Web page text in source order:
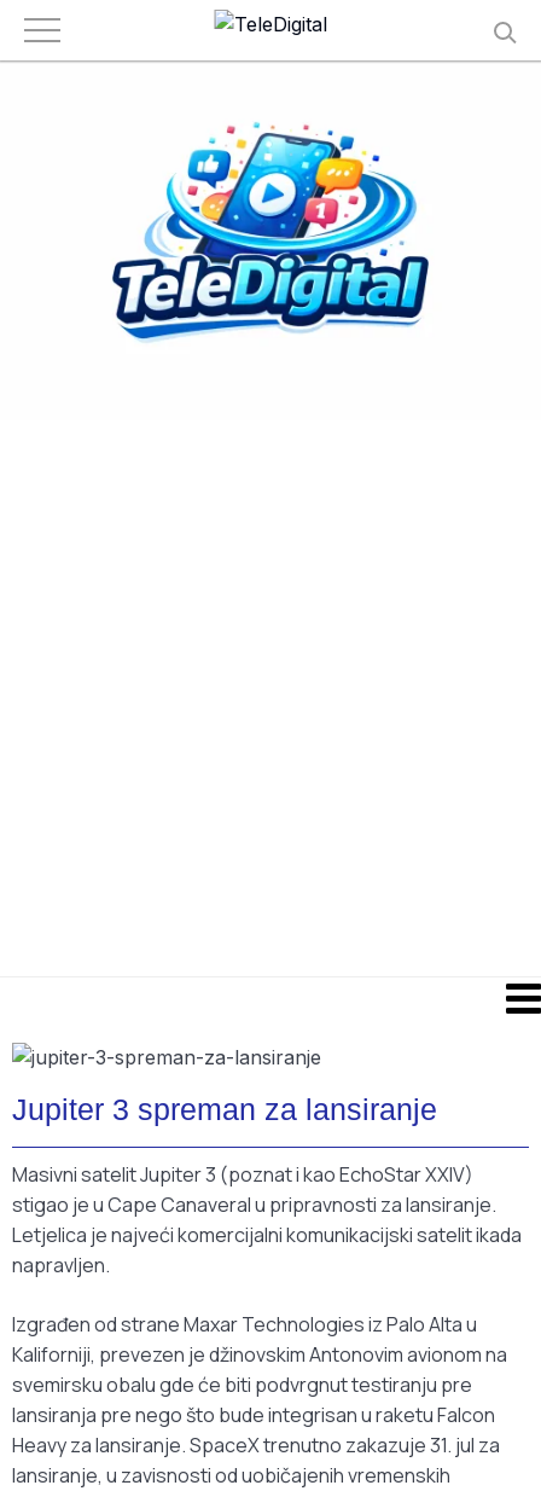
Jupiter 3 spreman za lansiranje
Masivni satelit Jupiter 3 (poznat i kao EchoStar XXIV)
stigao je u Cape Canaveral u pripravnosti za lansiranje.
Letjelica je najveći komercijalni komunikacijski satelit ikada
napravljen.
Izgrađen od strane Maxar Technologies iz Palo Alta u
Kaliforniji, prevezen je džinovskim Antonovim avionom na
svemirsku obalu gde će biti podvrgnut testiranju pre
lansiranja pre nego što bude integrisan u raketu Falcon
Heavy za lansiranje. SpaceX trenutno zakazuje 31. jul za
lansiranje, u zavisnosti od uobičajenih vremenskih